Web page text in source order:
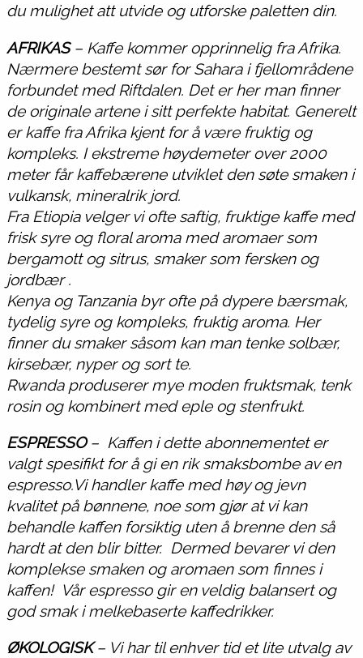
du mulighet att utvide og utforske paletten din.
AFRIKAS– Kaffe kommer opprinnelig fra Afrika.
Nærmere bestemt sør for Sahara i fjellområdene
forbundet med Riftdalen. Det er her man finner
de originale artene i sitt perfekte habitat. Generelt
er kaffe fra Afrika kjent for å være fruktig og
kompleks. I ekstreme høydemeter over 2000
meter får kaffebærene utviklet den søte smaken i
vulkansk, mineralrik jord.
Fra Etiopia velger vi ofte saftig, fruktige kaffe med
frisk syre og floral aroma med aromaer som
bergamott og sitrus, smaker som fersken og
jordbær .
Kenya og Tanzania byr ofte på dypere bærsmak,
tydelig syre og kompleks, fruktig aroma. Her
finner du smaker såsom kan man tenke solbær,
kirsebær, nyper og sort te.
Rwanda produserer mye moden fruktsmak, tenk
rosin og kombinert med eple og stenfrukt.
ESPRESSO– Kaffen i dette abonnementet er
valgt spesifikt for å gi en rik smaksbombe av en
espresso.Vi handler kaffe med høy og jevn
kvalitet på bønnene, noe som gjør at vi kan
behandle kaffen forsiktig uten å brenne den så
hardt at den blir bitter. Dermed bevarer vi den
komplekse smaken og aromaen som finnes i
kaffen! Vår espresso gir en veldig balansert og
god smak i melkebaserte kaffedrikker.
ØKOLOGISK– Vi har til enhver tid et lite utvalg av